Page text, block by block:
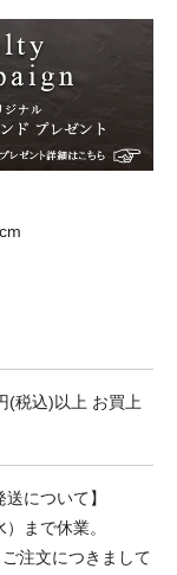
(税込)以上 お買上
について】
まで休業。
注文につきまして